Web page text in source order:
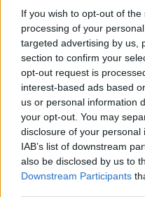
If you wish to opt-out of
processing of your
targeted advertising by us,
section to confirm your
opt-out request is
interest-based ads based
us or personal information
your opt-out. You may
disclosure of your
IAB’s list of downstream
also be disclosed by us to
Downstream Participants
Tető, ami évtizedeken